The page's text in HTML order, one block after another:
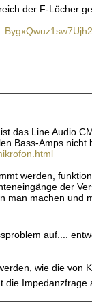
der F-Löcher
das Line Audio
Bass-Amps nicht
werden,
der
man machen
auf....
wie die von
Impedanzfrage